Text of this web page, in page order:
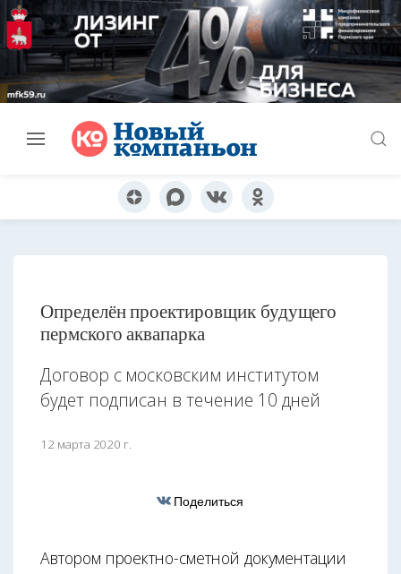
Определён проектировщик будущего
пермского аквапарка
Договор с московским институтом
будет подписан в течение 10 дней
12 марта 2020 г.
Поделиться
Автором проектно-сметной документации